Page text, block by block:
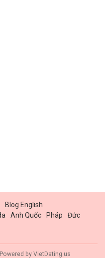
Blog English
Anh Quốc Pháp
Đức
Powered by VietDating.us